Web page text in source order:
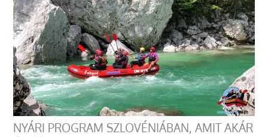
NYÁRI PROGRAM SZLOVÉNIÁBAN, AMIT AKÁR